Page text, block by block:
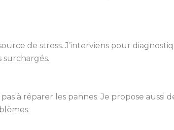
de stress. J’interviens pour
surchargés.
à réparer les pannes. Je propose aussi